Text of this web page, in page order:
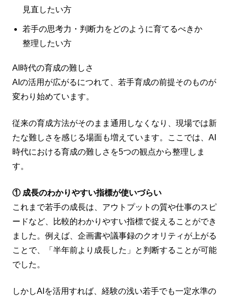
見直したい方
若手の思考力・判断力をどのように育てるべきか
整理したい方
AI時代の育成の難しさ
AIの活用が広がるにつれて、若手育成の前提そのものが
変わり始めています。
従来の育成方法がそのまま通用しなくなり、現場では新
たな難しさを感じる場面も増えています。ここでは、AI
時代における育成の難しさを5つの観点から整理しま
す。
① 成長のわかりやすい指標が使いづらい
これまで若手の成長は、アウトプットの質や仕事のスピ
ードなど、比較的わかりやすい指標で捉えることができ
ました。例えば、企画書や議事録のクオリティが上がる
ことで、「半年前より成長した」と判断することが可能
でした。
しかしAIを活用すれば、経験の浅い若手でも一定水準の